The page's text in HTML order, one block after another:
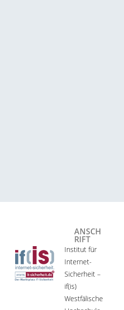
ANSCH
RIFT
Institut für
Internet-
Sicherheit –
if(is)
Westfälische